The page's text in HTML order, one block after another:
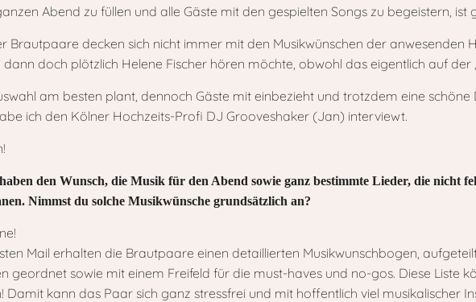
Abend zu füllen und alle Gäste mit den gespielten Songs zu begeistern, ist
Brautpaare decken sich nicht immer mit den Musikwünschen der anwesenden
doch plötzlich Helene Fischer hören möchte, obwohl das eigentlich auf der
am besten plant, dennoch Gäste mit einbezieht und trotzdem eine
ich den Kölner Hochzeits-Profi DJ Grooveshaker (Jan) interviewt.
den Wunsch, die Musik für den Abend sowie ganz bestimmte Lieder, die nicht
Nimmst du solche Musikwünsche grundsätzlich an?
Mail erhalten die Brautpaare einen detaillierten Musikwunschbogen,
geordnet sowie mit einem Freifeld für die must-haves und no-gos. Diese Liste
Damit kann das Paar sich ganz stressfrei und mit hoffentlich viel musikalischer